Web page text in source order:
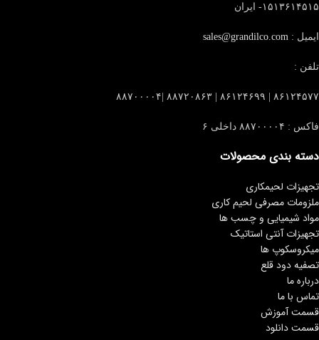
۱۵۱۳۶۱۴۵۱۵- ایران
ایمیل : sales@grandilco.com
تلفن :
۸۶۱۲۴۵۷۷ | ۸۶۱۲۴۶۹۹ | ۸۸۷۲۰۸۶۳ |۸۸۷۰۰۰۰۴
فاکس : ۸۸۷۰۰۰۰۴ داخلی ۶
دسته بندی محصولات
تجهیزات لحیمکاری
ملزومات مصرفی لحیم کاری
مواد شیمیایی و چسب ها
تجهیزات آنتی استاتیک
میکروسکوپ ها
تصفیه دود قلع
درباره ما
تماس با ما
قسمت آموزش
قسمت دانلود